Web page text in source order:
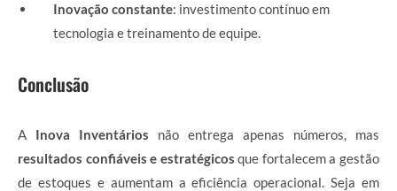
Inovação constante: investimento contínuo em
tecnologia e treinamento de equipe.
Conclusão
A Inova Inventários não entrega apenas números, mas
resultados confiáveis e estratégicos que fortalecem a gestão
de estoques e aumentam a eficiência operacional. Seja em